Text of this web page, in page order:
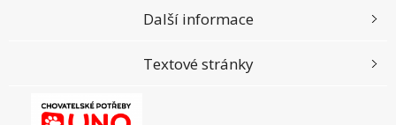
Další informace
Textové stránky